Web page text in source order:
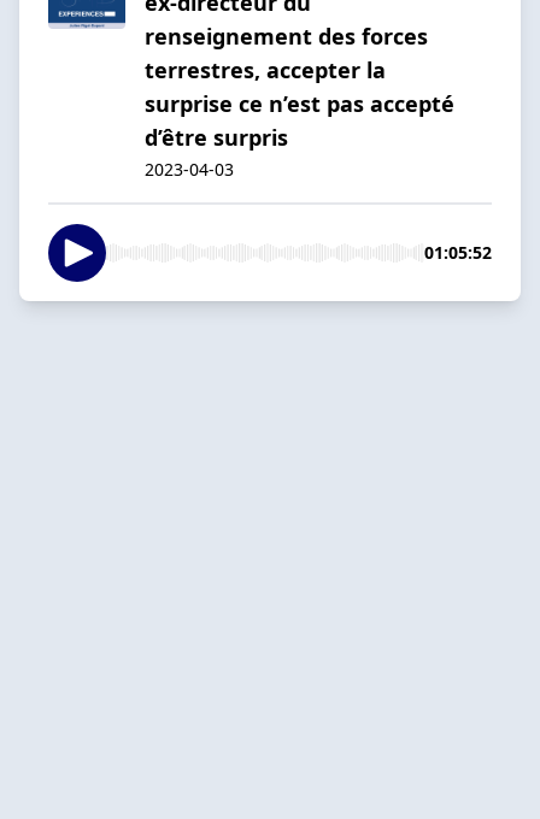
renseignement des forces
terrestres, accepter la
surprise ce n’est pas accepté
d’être surpris
2023-04-03
01:05:52